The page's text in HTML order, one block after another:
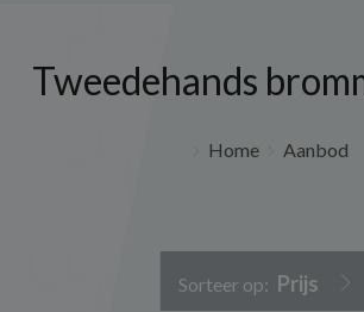
Tweedehands
Home Aanbod
Sorteer op: Prijs